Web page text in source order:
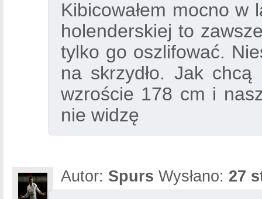
Kibicowałem mocno w
holenderskiej to
tylko go oszlifować.
na skrzydło. Jak
wzroście 178 cm i
nie widzę
Autor: Spurs Wysłano: 27